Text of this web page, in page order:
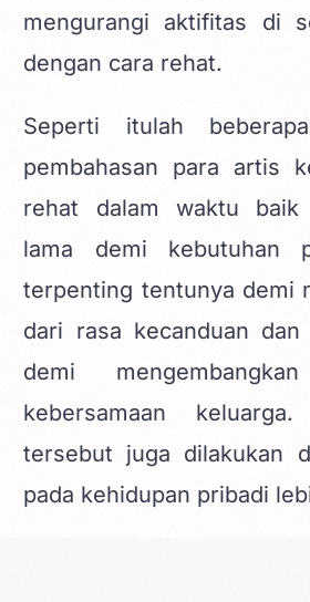
mengurangi aktifitas di
dengan cara rehat.
Seperti itulah
pembahasan para artis
rehat dalam waktu baik
lama demi kebutuhan
terpenting tentunya demi
dari rasa kecanduan dan
demi
kebersamaan
tersebut juga dilakukan
pada kehidupan pribadi